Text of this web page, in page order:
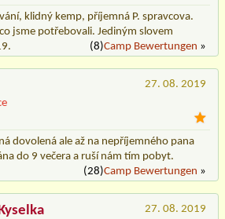
klidný kemp, příjemná P. spravcova.
jsme potřebovali. Jediným slovem
(8)Camp Bewertungen »
27. 08. 2019
dovolená ale až na nepříjemného pana
do 9 večera a ruší nám tím pobyt.
(28)Camp Bewertungen »
27. 08. 2019